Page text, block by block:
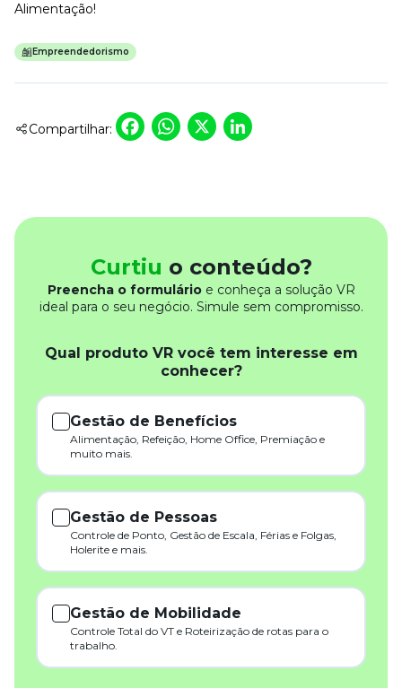
Alimentação!
Empreendedorismo
Compartilhar: Facebook
WhatsApp
X
Curtiu o conteúdo?
Preencha o formulárioe conheça a solução VR
ideal para o seu negócio. Simule sem compromisso.
Qual produto VR você tem interesse em
conhecer?
Gestão de Benefícios
Alimentação, Refeição, Home Office, Premiação e
muito mais.
Gestão de Pessoas
Controle de Ponto, Gestão de Escala, Férias e Folgas,
Holerite e mais.
Gestão de Mobilidade
Controle Total do VT e Roteirização de rotas para o
trabalho.